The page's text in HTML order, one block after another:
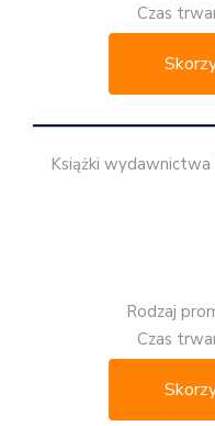
Czas
Książki wydawnictwa
Rodzaj
Czas